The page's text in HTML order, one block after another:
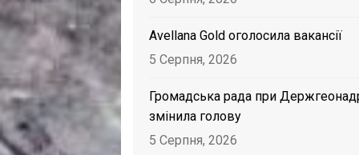
Avellana Gold оголосила вакансії
5 Серпня, 2026
Громадська рада при
змінила голову
5 Серпня, 2026